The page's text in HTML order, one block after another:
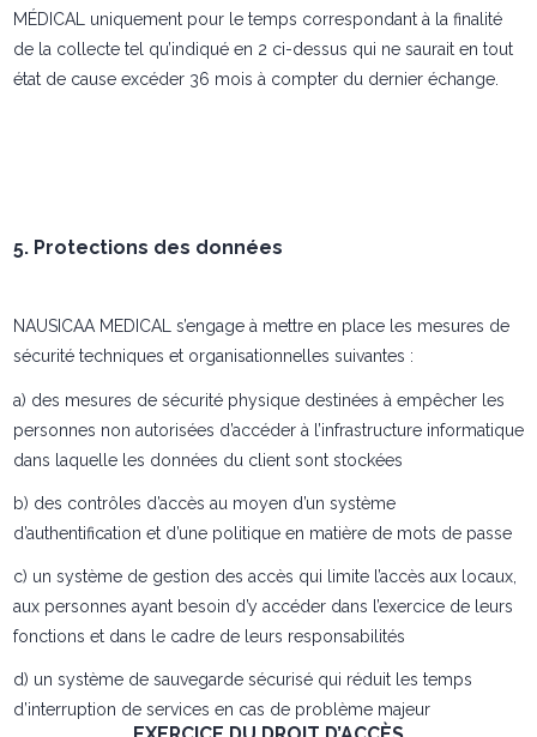
MÉDICAL uniquement pour le temps correspondant à la finalité
de la collecte tel qu’indiqué en 2 ci-dessus qui ne saurait en tout
état de cause excéder 36 mois à compter du dernier échange.
5. Protections des données
NAUSICAA MEDICAL s’engage à mettre en place les mesures de
sécurité techniques et organisationnelles suivantes :
a) des mesures de sécurité physique destinées à empêcher les
personnes non autorisées d’accéder à l’infrastructure informatique
dans laquelle les données du client sont stockées
b) des contrôles d’accès au moyen d’un système
d’authentification et d’une politique en matière de mots de passe
c) un système de gestion des accès qui limite l’accès aux locaux,
aux personnes ayant besoin d’y accéder dans l’exercice de leurs
fonctions et dans le cadre de leurs responsabilités
d) un système de sauvegarde sécurisé qui réduit les temps
d’interruption de services en cas de problème majeur